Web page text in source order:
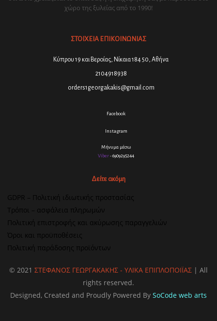
χώρο της ξυλείας από το 1990!
ΣΤΟΙΧΕΙΑ ΕΠΙΚΟΙΝΩΝΙΑΣ
Κύπρου 19 και Βεροίας, Νίκαια 184 50, Αθήνα
2104918938
orders1georgakakis@gmail.com
Facebook
Instagram
Μήνυμα μέσω
Viber- 6909295244
Δείτε ακόμη
GDPR – Πολιτική ιδιωτικής προστασίας
Τρόποι – ασφάλεια πληρωμών
Πολιτική επιστροφής και ακύρωσης παραγγελιών
Όροι και προϋποθέσεις
Πολιτική παράδοσης προϊόντων
© 2021 ΣΤΕΦΑΝΟΣ ΓΕΩΡΓΑΚΑΚΗΣ - ΥΛΙΚΑ ΕΠΙΠΛΟΠΟΙΪΑΣ | All
rights reserved.
Designed, Created and Proudly Powered By SoCode web arts